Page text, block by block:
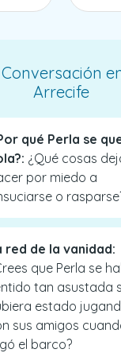
Arrecife
qué Perla se
¿Qué cosas
por miedo a
o
red de la vanidad:
que Perla se
tan asustada
estado
sus amigos
el barco?